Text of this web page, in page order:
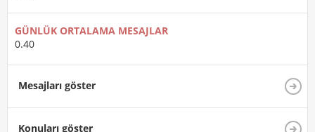
GÜNLÜK ORTALAMA MESAJLAR
0.40
Mesajları göster
Konuları göster